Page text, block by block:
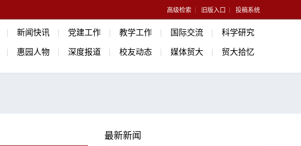
高级检索 旧版入口 投稿系统
新闻快讯 党建工作 教学工作 国际交流 科学研究
惠园人物 深度报道 校友动态 媒体贸大 贸大拾忆
最新新闻